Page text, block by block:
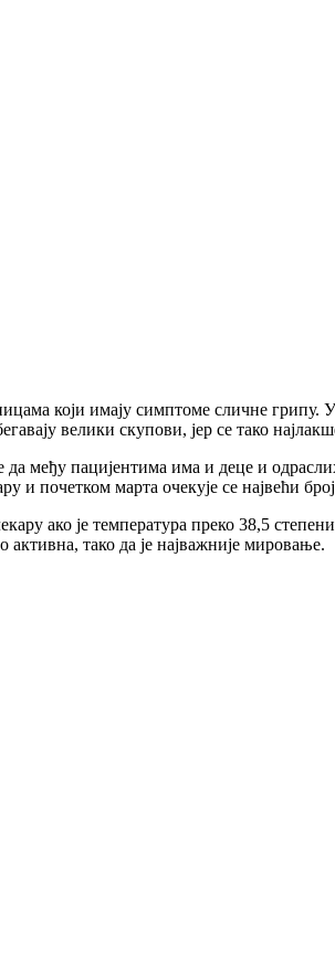
који имају симптоме сличне грипу.
велики скупови, јер се тако
међу пацијентима има и деце и
и почетком марта очекује се највећи
ако је температура преко 38,5
тако да је најважније мировање.